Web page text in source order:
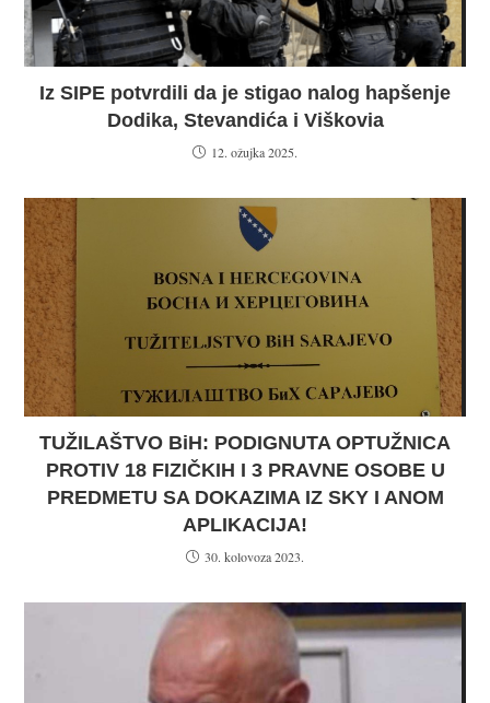
Iz SIPE potvrdili da je stigao nalog hapšenje
Dodika, Stevandića i Viškovia
12. ožujka 2025.
TUŽILAŠTVO BiH: PODIGNUTA OPTUŽNICA
PROTIV 18 FIZIČKIH I 3 PRAVNE OSOBE U
PREDMETU SA DOKAZIMA IZ SKY I ANOM
APLIKACIJA!
30. kolovoza 2023.